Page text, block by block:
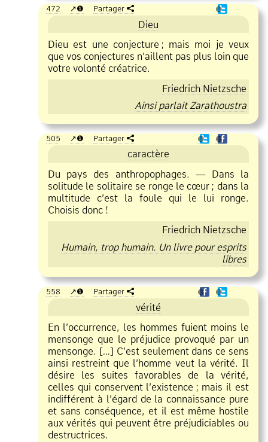
472 ❶ Partager ❶
Dieu
Dieu est une conjecture ; mais moi je veux
que vos conjectures n’aillent pas plus loin que
votre volonté créatrice.
Friedrich Nietzsche
Ainsi parlait Zarathoustra
505 ❶ Partager ❶ ❶
caractère
Du pays des anthropophages. — Dans la
solitude le solitaire se ronge le cœur ; dans la
multitude c’est la foule qui le lui ronge.
Choisis donc !
Friedrich Nietzsche
Humain, trop humain. Un livre pour esprits
libres
558 ❶ Partager ❶ ❶
vérité
En l’occurrence, les hommes fuient moins le
mensonge que le préjudice provoqué par un
mensonge. […] C’est seulement dans ce sens
ainsi restreint que l’homme veut la vérité. Il
désire les suites favorables de la vérité,
celles qui conservent l’existence ; mais il est
indifférent à l’égard de la connaissance pure
et sans conséquence, et il est même hostile
aux vérités qui peuvent être préjudiciables ou
destructrices.